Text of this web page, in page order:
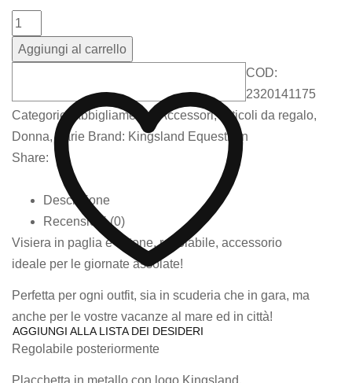
€29,95.€19,90.
Aggiungi al carrello
AGGIUNGI ALLA LISTA DEI DESIDERI
COD:
2320141175
Categorie:
Abbigliamento Accessori, Articoli da regalo,
Donna, Varie Brand: Kingsland Equestrian
Share:
Descrizione
Recensioni (0)
Visiera in paglia e cotone, regolabile, accessorio
ideale per le giornate assolate!
Perfetta per ogni outfit, sia in scuderia che in gara, ma
anche per le vostre vacanze al mare ed in città!
Regolabile posteriormente